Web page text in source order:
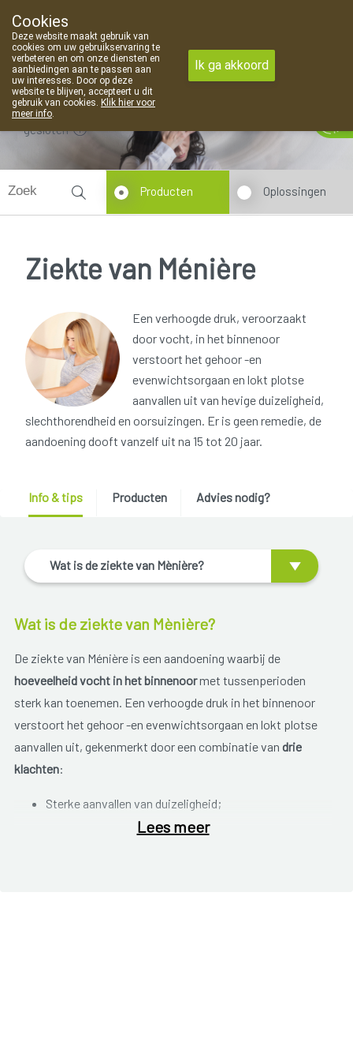
09 373 94 03
gesloten
Producten Oplossingen
Ziekte van Ménière
Een verhoogde druk, veroorzaakt
door vocht, in het binnenoor
verstoort het gehoor -en
evenwichtsorgaan en lokt plotse
aanvallen uit van hevige duizeligheid,
slechthorendheid en oorsuizingen. Er is geen remedie, de
aandoening dooft vanzelf uit na 15 tot 20 jaar.
Info & tips Producten Advies nodig?
Wat is de ziekte van Mènière?
Wat is de ziekte van Mènière?
De ziekte van Ménière is een aandoening waarbij de
hoeveelheid vocht in het binnenoormet tussenperioden
sterk kan toenemen. Een verhoogde druk in het binnenoor
verstoort het gehoor -en evenwichtsorgaan en lokt plotse
aanvallen uit, gekenmerkt door een combinatie van drie
klachten:
Sterke aanvallen van duizeligheid;
Slechthorendheid;
Lees meer
Cookies
Deze website maakt gebruik van
cookies om uw gebruikservaring te
verbeteren en om onze diensten en
aanbiedingen aan te passen aan
uw interesses. Door op deze
website te blijven, accepteert u dit
gebruik van cookies. Klik hier voor
meer info.
Ik ga akkoord